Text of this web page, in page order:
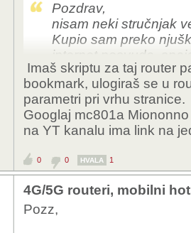
Pozdrav,
nisam neki stručnjak
Kupio sam preko
internet posvuda,
Za moje potrebe (u
Međutim kad sam
postavkama primjetio
SINR, RSRP... već su
U sučelju rutera
nema.
Ima kakav način da
I primijetio sam da je
Imaš skriptu za taj router
bookmark, ulogiraš se u
parametri pri vrhu stranice.
Googlaj mc801a
na YT kanalu ima link na
0 0 HVALA 1
4G/5G routeri, mobilni
Pozz,